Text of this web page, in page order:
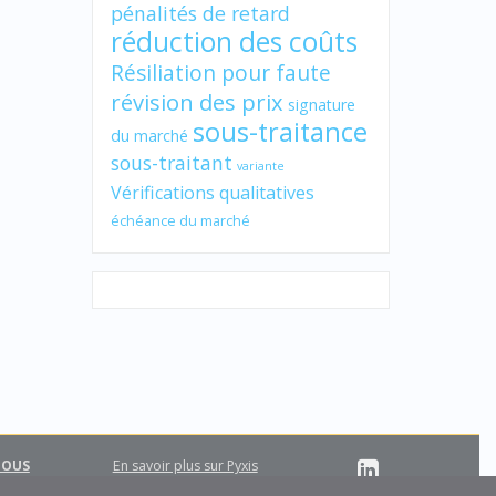
pénalités de retard
réduction des coûts
Résiliation pour faute
révision des prix signature
du marché sous-traitance
sous-traitant variante
Vérifications qualitatives
échéance du marché
En savoir plus sur Pyxis